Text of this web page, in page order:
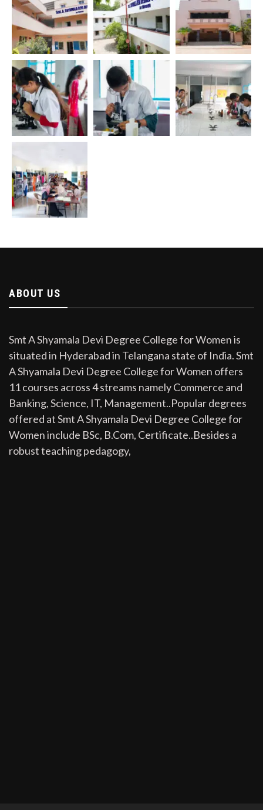
ABOUT US
Smt A Shyamala Devi Degree College for Women is
situated in Hyderabad in Telangana state of India. Smt
A Shyamala Devi Degree College for Women offers
11 courses across 4 streams namely Commerce and
Banking, Science, IT, Management..Popular degrees
offered at Smt A Shyamala Devi Degree College for
Women include BSc, B.Com, Certificate..Besides a
robust teaching pedagogy,